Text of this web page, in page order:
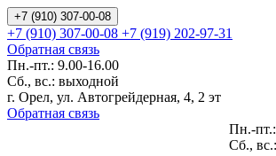
+7 (910) 307-00-08
+7 (910) 307-00-08 +7 (919) 202-97-31
Обратная связь
Пн.-пт.: 9.00-16.00
Сб., вс.: выходной
г. Орел, ул. Автогрейдерная, 4, 2 эт
Обратная связь
Пн.-
Сб.,